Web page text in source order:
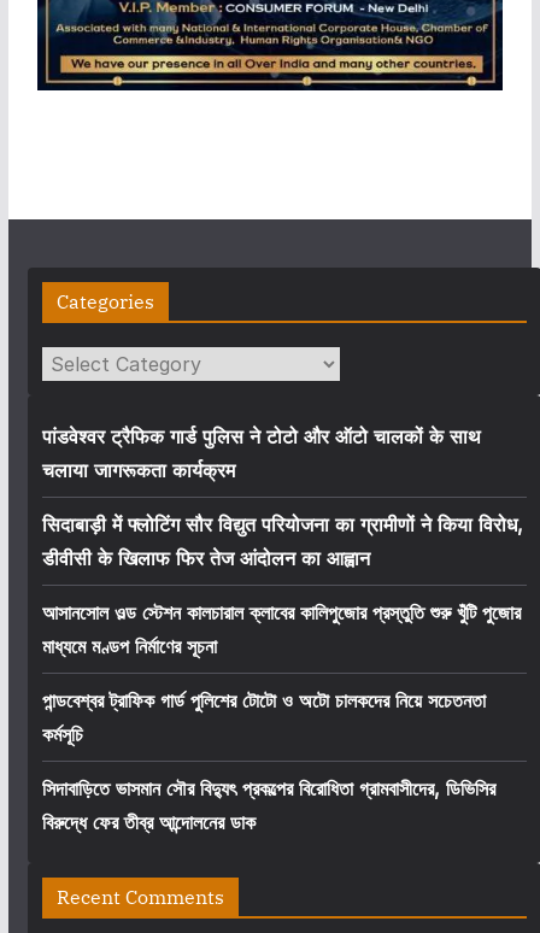
Categories
Categories
पांडवेश्वर ट्रैफिक गार्ड पुलिस ने टोटो और ऑटो चालकों के साथ
चलाया जागरूकता कार्यक्रम
सिदाबाड़ी में फ्लोटिंग सौर विद्युत परियोजना का ग्रामीणों ने किया विरोध,
डीवीसी के खिलाफ फिर तेज आंदोलन का आह्वान
আসানসোল ওল্ড স্টেশন কালচারাল ক্লাবের কালিপুজোর প্রস্তুতি শুরু খুঁটি পুজোর
মাধ্যমে মণ্ডপ নির্মাণের সূচনা
পান্ডবেশ্বর ট্রাফিক গার্ড পুলিশের টোটো ও অটো চালকদের নিয়ে সচেতনতা
কর্মসূচি
সিদাবাড়িতে ভাসমান সৌর বিদ্যুৎ প্রকল্পের বিরোধিতা গ্রামবাসীদের, ডিভিসির
বিরুদ্ধে ফের তীব্র আন্দোলনের ডাক
Recent Comments